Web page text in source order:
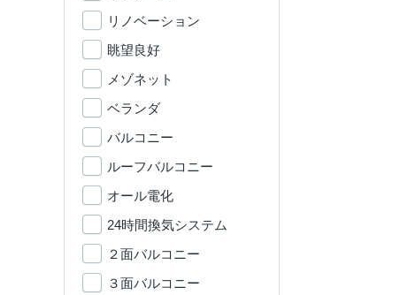
リノベーション
眺望良好
メゾネット
ベランダ
バルコニー
ルーフバルコニー
オール電化
24時間換気システム
２面バルコニー
３面バルコニー